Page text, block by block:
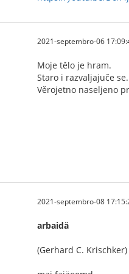
2021-septembro-06
Moje tělo je hram.
Staro i razvaljajuče se.
Věrojetno naseljeno
2021-septembro-08
arbaidä
(Gerhard C. Krischker)